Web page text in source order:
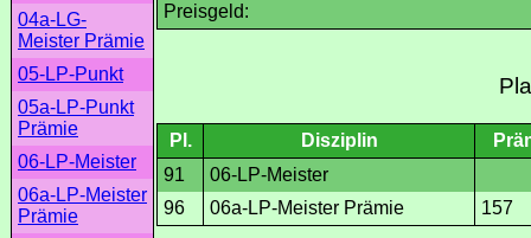
04a-LG-
Meister Prämie
05-LP-Punkt
05a-LP-Punkt
Prämie
06-LP-Meister
06a-LP-Meister
Prämie
Preisgeld:
Pl. Disziplin
91
06-LP-Meister
96
06a-LP-Meister Prämie 157